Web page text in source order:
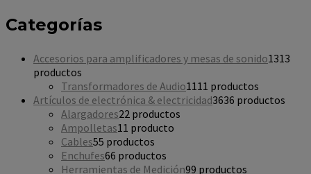
Categorías
Accesorios para amplificadores y mesas de sonido1313
productos
Transformadores de Audio11 11 productos
Artículos de electrónica & electricidad3636 productos
Alargadores22 productos
Ampolletas1 1 producto
Cables55 productos
Enchufes66 productos
Herramientas de Medición99 productos